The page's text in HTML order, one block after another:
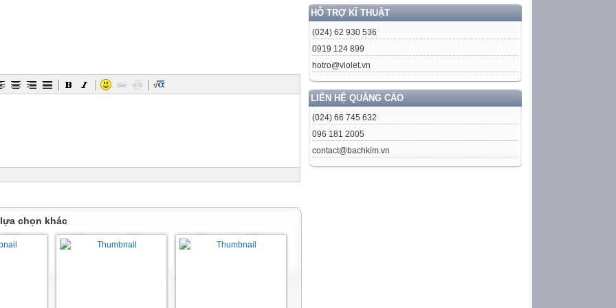
HỖ TRỢ KĨ THUẬT
(024) 62 930 536
0919 124 899
hotro@violet.vn
LIÊN HỆ QUẢNG CÁO
(024) 66 745 632
096 181 2005
contact@bachkim.vn
không đập thì chết?
chọn khác